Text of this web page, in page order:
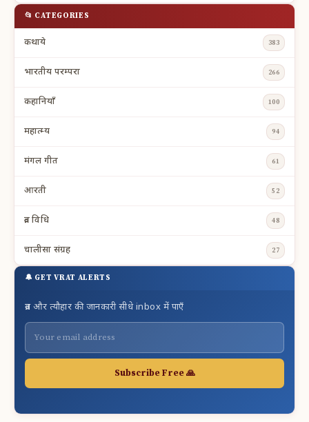
📂 CATEGORIES
कथाये 383
भारतीय परम्परा 266
कहानियाँ 100
महात्म्य 94
मंगल गीत 61
आरती 52
व्रत विधि 48
चालीसा संग्रह 27
🔔 GET VRAT ALERTS
व्रत और त्यौहार की जानकारी सीधे inbox में पाएँ
Subscribe Free 🙏